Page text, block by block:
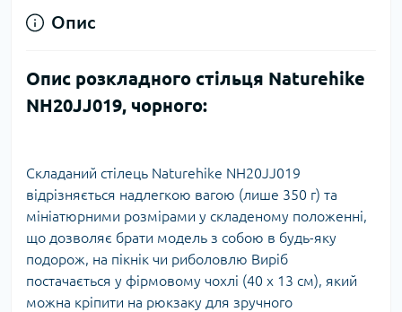
Опис
Опис розкладного стільця Naturehike
NH20JJ019, чорного:
Складаний стілець Naturehike NH20JJ019
відрізняється надлегкою вагою (лише 350 г) та
мініатюрними розмірами у складеному положенні,
що дозволяє брати модель з собою в будь-яку
подорож, на пікнік чи риболовлю Виріб
постачається у фірмовому чохлі (40 х 13 см), який
можна кріпити на рюкзаку для зручного